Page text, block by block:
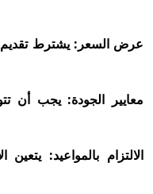
عرض السعر: يشترط
معايير الجودة: يجب أن
الالتزام بالمواعيد: يتعين